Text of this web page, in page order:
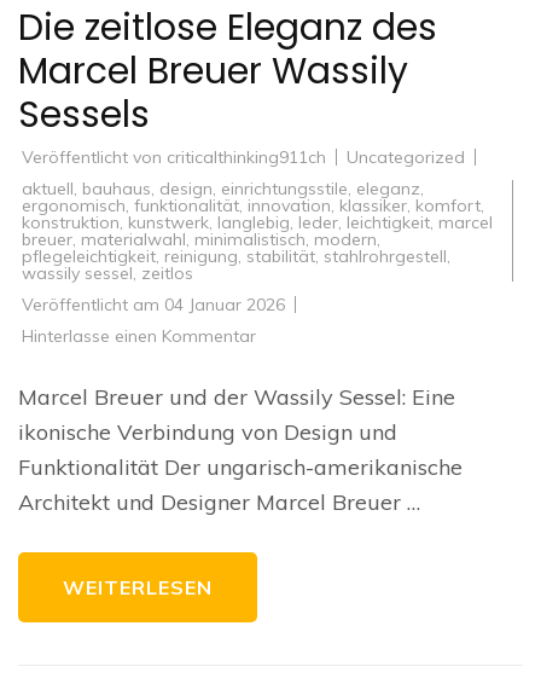
Die zeitlose Eleganz des
Marcel Breuer Wassily
Sessels
Veröffentlicht von criticalthinking911ch
Uncategorized
aktuell, bauhaus, design, einrichtungsstile, eleganz,
ergonomisch, funktionalität, innovation, klassiker, komfort,
konstruktion, kunstwerk, langlebig, leder, leichtigkeit, marcel
breuer, materialwahl, minimalistisch, modern,
pflegeleichtigkeit, reinigung, stabilität, stahlrohrgestell,
wassily sessel, zeitlos
Veröffentlicht am 04 Januar 2026
Hinterlasse einen Kommentarzu
Eleganz
des
Breuer
Sessels
Marcel Breuer und der Wassily Sessel: Eine
ikonische Verbindung von Design und
Funktionalität Der ungarisch-amerikanische
Architekt und Designer Marcel Breuer …
WEITERLESEN